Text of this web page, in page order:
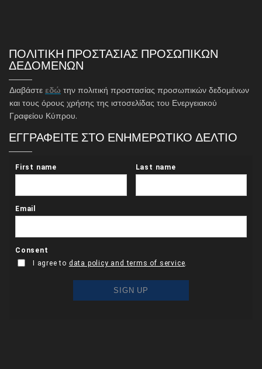
ΠΟΛΙΤΙΚΗ ΠΡΟΣΤΑΣΙΑΣ ΠΡΟΣΩΠΙΚΩΝ
ΔΕΔΟΜΕΝΩΝ
Διαβάστε εδώ την πολιτική προστασίας προσωπικών δεδομένων
και τους όρους χρήσης της ιστοσελίδας του Ενεργειακού
Γραφείου Κύπρου.
ΕΓΓΡΑΦΕΙΤΕ ΣΤΟ ΕΝΗΜΕΡΩΤΙΚΟ ΔΕΛΤΙΟ